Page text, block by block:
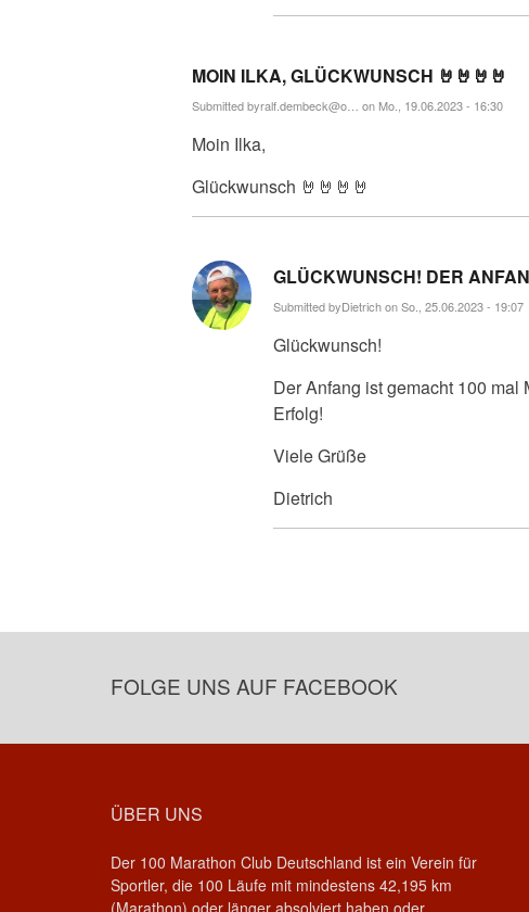
MOIN ILKA, GLÜCKWUNSCH 🤘🤘🤘🤘
Submitted byralf.dembeck@o… on Mo., 19.06.2023 - 16:30
Moin Ilka,
Glückwunsch 🤘🤘🤘🤘
GLÜCKWUNSCH! DER
Submitted byDietrichon So., 25.06.2023 - 19:07
Glückwunsch!
Der Anfang ist gemacht 100
Erfolg!
Viele Grüße
Dietrich
FOLGE UNS AUF FACEBOOK
ÜBER UNS
Der 100 Marathon Club Deutschland ist ein Verein für
Sportler, die 100 Läufe mit mindestens 42,195 km